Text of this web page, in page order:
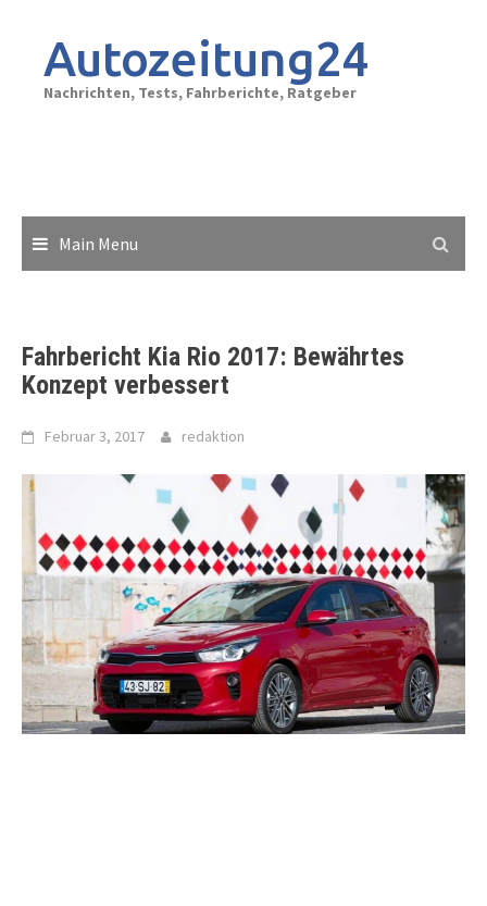
contentAutozeitung24
Nachrichten, Tests, Fahrberichte, Ratgeber
Main Menu
Fahrbericht Kia Rio 2017: Bewährtes
Konzept verbessert
Februar 3, 2017 redaktion